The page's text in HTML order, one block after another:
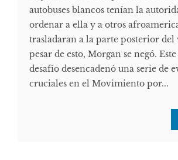
autobuses blancos tenían la
ordenar a ella y a otros
trasladaran a la parte posterior del
pesar de esto, Morgan se negó.
desafío desencadenó una serie de
cruciales en el Movimiento por...